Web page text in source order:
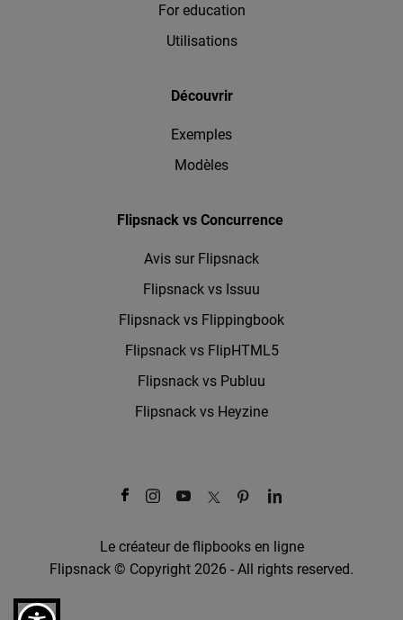
For education
Utilisations
Découvrir
Exemples
Modèles
Flipsnack vs Concurrence
Avis sur Flipsnack
Flipsnack vs Issuu
Flipsnack vs Flippingbook
Flipsnack vs FlipHTML5
Flipsnack vs Publuu
Flipsnack vs Heyzine
Le créateur de flipbooks en ligne
Flipsnack © Copyright 2026 - All rights reserved.